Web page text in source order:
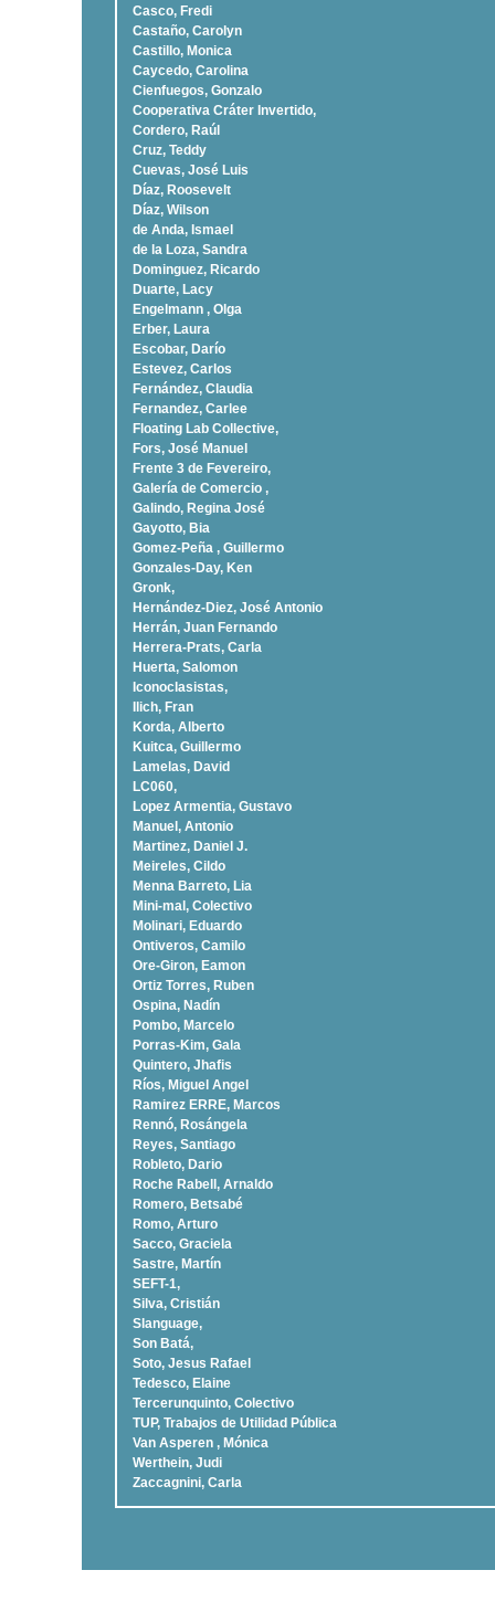
Casco, Fredi
Castaño, Carolyn
Castillo, Monica
Caycedo, Carolina
Cienfuegos, Gonzalo
Cooperativa Cráter Invertido,
Cordero, Raúl
Cruz, Teddy
Cuevas, José Luis
Díaz, Roosevelt
Dí­az, Wilson
de Anda, Ismael
de la Loza, Sandra
Dominguez, Ricardo
Duarte, Lacy
Engelmann , Olga
Erber, Laura
Escobar, Darío
Estevez, Carlos
Fernández, Claudia
Fernandez, Carlee
Floating Lab Collective,
Fors, José Manuel
Frente 3 de Fevereiro,
Galería de Comercio ,
Galindo, Regina José
Gayotto, Bia
Gomez-Peña , Guillermo
Gonzales-Day, Ken
Gronk,
Hernández-Diez, José Antonio
Herrán, Juan Fernando
Herrera-Prats, Carla
Huerta, Salomon
Iconoclasistas,
Ilich, Fran
Korda, Alberto
Kuitca, Guillermo
Lamelas, David
LC060,
Lopez Armentia, Gustavo
Manuel, Antonio
Martinez, Daniel J.
Meireles, Cildo
Menna Barreto, Lia
Mini-mal, Colectivo
Molinari, Eduardo
Ontiveros, Camilo
Ore-Giron, Eamon
Ortiz Torres, Ruben
Ospina, Nadí­n
Pombo, Marcelo
Porras-Kim, Gala
Quintero, Jhafis
Rí­os, Miguel Angel
Ramirez ERRE, Marcos
Rennó, Rosángela
Reyes, Santiago
Robleto, Dario
Roche Rabell, Arnaldo
Romero, Betsabé
Romo, Arturo
Sacco, Graciela
Sastre, Martí­n
SEFT-1,
Silva, Cristián
Slanguage,
Son Batá,
Soto, Jesus Rafael
Tedesco, Elaine
Tercerunquinto, Colectivo
TUP, Trabajos de Utilidad Pública
Van Asperen , Mónica
Werthein, Judi
Zaccagnini, Carla